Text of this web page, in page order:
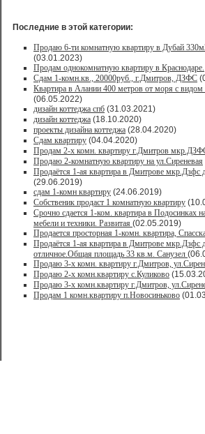
Последние в этой категории:
Продаю 6-ти комнатную квартиру в Дубай
(03.01.2023)
Продам однокомнатную квартиру в Краснодаре.
Сдам 1-комн.кв., 20000руб., г.Дмитров, ДЗФС
Квартира в Алании 400 метров от моря с видом
(06.05.2022)
дизайн коттеджа спб (31.03.2021)
дизайн коттеджа (18.10.2020)
проекты дизайна коттеджа (28.04.2020)
Сдам квартиру (04.04.2020)
Продам 2-х комн. квартиру г.Дмитров
Продаю 2-комнатную квартиру на ул.Сиреневая
Продаётся 1-ая квартира в Дмитрове мкр.Дзфс
(29.06.2019)
сдам 1-комн квартиру (24.06.2019)
Собственик продаст 1 комнатную квартиру
Срочно сдается 1-ком. квартира в Подосинках
мебели и техники. Развитая (02.05.2019)
Продается просторная 1-комн. квартира,
Продаётся 1-ая квартира в Дмитрове мкр.Дзфс
отличное.Общая площадь 33 кв.м. Санузел
Продаю 3-х комн. квартиру г.Дмитров,
Продаю 2-х комн.квартиру с.Куликово
Продаю 3-х комн.квартиру г.Дмитров,
Продам 1 комн.квартиру п.Новосиньково